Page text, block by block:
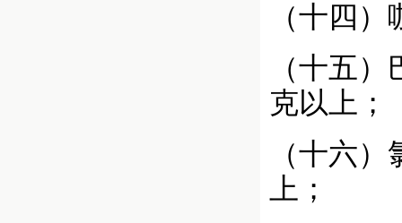
（十四
（十五
克以上；
（十六
上；